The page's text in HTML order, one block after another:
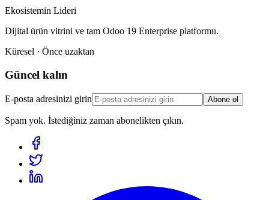
Ekosistemin Lideri
Dijital ürün vitrini ve tam Odoo 19 Enterprise platformu.
Küresel · Önce uzaktan
Güncel kalın
E-posta adresinizi girin Abone ol
Spam yok. İstediğiniz zaman abonelikten çıkın.